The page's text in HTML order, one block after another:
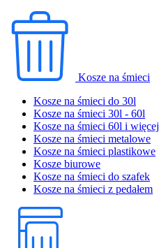
Kosze na śmieci
Kosze na śmieci do 30l
Kosze na śmieci 30l - 60l
Kosze na śmieci 60l i więcej
Kosze na śmieci metalowe
Kosze na śmieci plastikowe
Kosze biurowe
Kosze na śmieci do szafek
Kosze na śmieci z pedałem